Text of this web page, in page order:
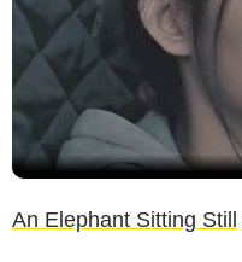
An Elephant Sitting Still